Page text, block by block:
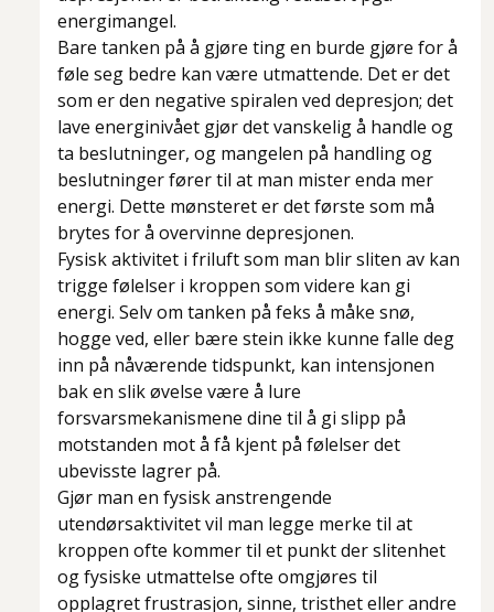
energimangel.
Bare tanken på å gjøre ting en burde gjøre for å
føle seg bedre kan være utmattende. Det er det
som er den negative spiralen ved depresjon; det
lave energinivået gjør det vanskelig å handle og
ta beslutninger, og mangelen på handling og
beslutninger fører til at man mister enda mer
energi. Dette mønsteret er det første som må
brytes for å overvinne depresjonen.
Fysisk aktivitet i friluft som man blir sliten av kan
trigge følelser i kroppen som videre kan gi
energi. Selv om tanken på feks å måke snø,
hogge ved, eller bære stein ikke kunne falle deg
inn på nåværende tidspunkt, kan intensjonen
bak en slik øvelse være å lure
forsvarsmekanismene dine til å gi slipp på
motstanden mot å få kjent på følelser det
ubevisste lagrer på.
Gjør man en fysisk anstrengende
utendørsaktivitet vil man legge merke til at
kroppen ofte kommer til et punkt der slitenhet
og fysiske utmattelse ofte omgjøres til
opplagret frustrasjon, sinne, tristhet eller andre